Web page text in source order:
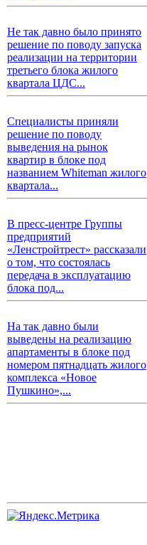
Не так давно было принято
решение по поводу запуска
реализации на территории
третьего блока жилого
квартала ЦДС...
Специалисты приняли
решение по поводу
выведения на рынок
квартир в блоке под
названием Whiteman жилого
квартала...
В пресс-центре Группы
предприятий
«Ленстройтрест» рассказали
о том, что состоялась
передача в эксплуатацию
блока под...
На так давно были
выведены на реализацию
апартаменты в блоке под
номером пятнадцать жилого
комплекса «Новое
Пушкино»,...